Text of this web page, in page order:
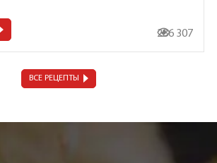
286 307
ВСЕ РЕЦЕПТЫ